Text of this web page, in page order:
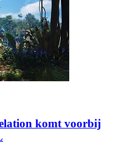
komt voorbij